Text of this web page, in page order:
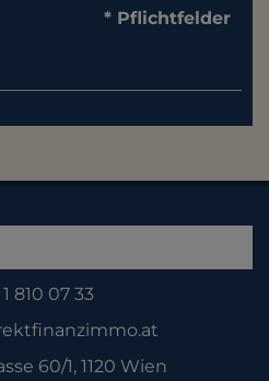
* Pflichtfelder
810 07 33
60/1, 1120 Wien